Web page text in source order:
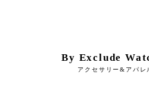
By Exclude
アクセサリー&アパレ